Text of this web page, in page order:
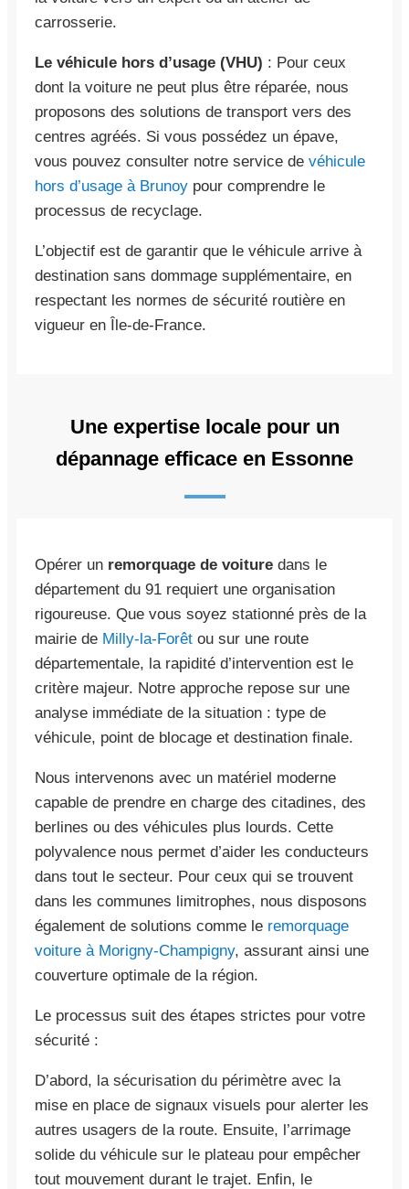
carrosserie.
Le véhicule hors d’usage (VHU) : Pour ceux
dont la voiture ne peut plus être réparée, nous
proposons des solutions de transport vers des
centres agréés. Si vous possédez un épave,
vous pouvez consulter notre service de véhicule
hors d’usage à Brunoy pour comprendre le
processus de recyclage.
L’objectif est de garantir que le véhicule arrive à
destination sans dommage supplémentaire, en
respectant les normes de sécurité routière en
vigueur en Île-de-France.
Une expertise locale pour un
dépannage efficace en Essonne
Opérer un remorquage de voiture dans le
département du 91 requiert une organisation
rigoureuse. Que vous soyez stationné près de la
mairie de Milly-la-Forêt ou sur une route
départementale, la rapidité d’intervention est le
critère majeur. Notre approche repose sur une
analyse immédiate de la situation : type de
véhicule, point de blocage et destination finale.
Nous intervenons avec un matériel moderne
capable de prendre en charge des citadines, des
berlines ou des véhicules plus lourds. Cette
polyvalence nous permet d’aider les conducteurs
dans tout le secteur. Pour ceux qui se trouvent
dans les communes limitrophes, nous disposons
également de solutions comme le remorquage
voiture à Morigny-Champigny, assurant ainsi une
couverture optimale de la région.
Le processus suit des étapes strictes pour votre
sécurité :
D’abord, la sécurisation du périmètre avec la
mise en place de signaux visuels pour alerter les
autres usagers de la route. Ensuite, l’arrimage
solide du véhicule sur le plateau pour empêcher
tout mouvement durant le trajet. Enfin, le